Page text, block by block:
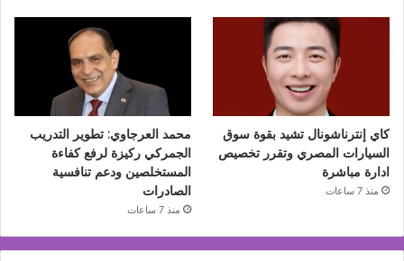
كاي إنترناشونال تشيد بقوة سوق
السيارات المصري وتقرر تخصيص
ادارة مباشرة
منذ 7 ساعات
محمد العرجاوي: تطوير التدريب
الجمركي ركيزة لرفع كفاءة
المستخلصين ودعم تنافسية
الصادرات
منذ 7 ساعات